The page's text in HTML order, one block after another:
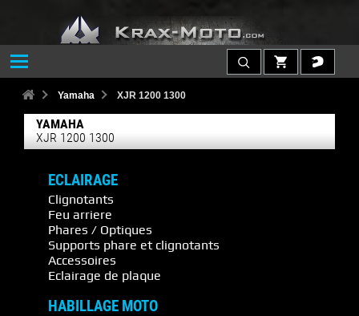
Yamaha XJR 1200 1300
YAMAHA
XJR 1200 1300
ECLAIRAGE
Clignotants
Feu arriere
Phares / Optiques
Supports phare et clignotants
Accessoires
Eclairage de plaque
HABILLAGE MOTO